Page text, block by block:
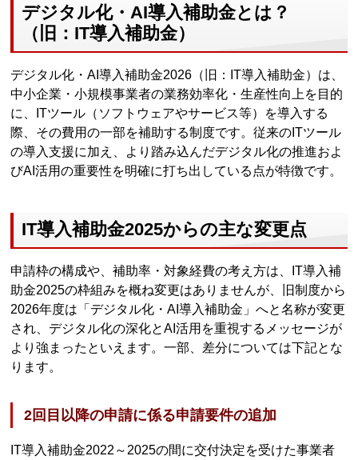
デジタル化・AI導入補助金とは？
（旧：IT導入補助金）
デジタル化・AI導入補助金2026（旧：IT導入補助金）は、
中小企業・小規模事業者の業務効率化・生産性向上を目的
に、ITツール（ソフトウェアやサービス等）を導入する
際、その費用の一部を補助する制度です。従来のITツール
の導入支援に加え、より踏み込んだデジタル化の推進およ
びAI活用の重要性を明確に打ち出している点が特徴です。
IT導入補助金2025からの主な変更点
申請枠の構成や、補助率・対象経費の考え方は、IT導入補
助金2025の枠組みを概ね変更はありませんが、旧制度から
2026年度は「デジタル化・AI導入補助金」へと名称が変更
され、デジタル化の深化とAI活用を重視するメッセージが
より強まったといえます。一部、差分については下記とな
ります。
2回目以降の申請に係る申請要件の追加
IT導入補助金2022～2025の間に交付決定を受けた事業者